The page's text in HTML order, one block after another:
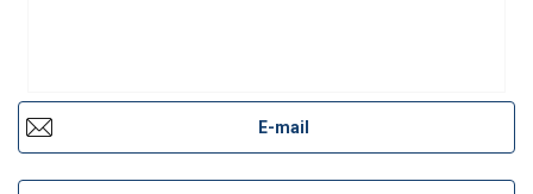
E-mail